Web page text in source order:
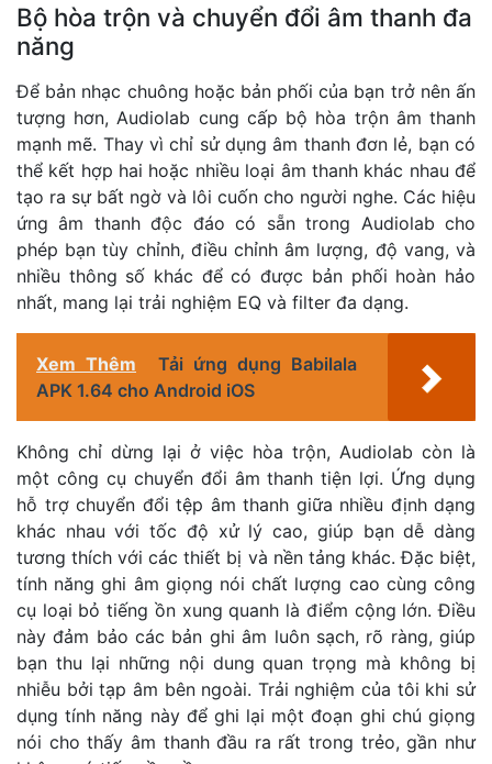
Bộ hòa trộn và chuyển đổi âm thanh đa
năng
Để bản nhạc chuông hoặc bản phối của bạn trở nên ấn
tượng hơn, Audiolab cung cấp bộ hòa trộn âm thanh
mạnh mẽ. Thay vì chỉ sử dụng âm thanh đơn lẻ, bạn có
thể kết hợp hai hoặc nhiều loại âm thanh khác nhau để
tạo ra sự bất ngờ và lôi cuốn cho người nghe. Các hiệu
ứng âm thanh độc đáo có sẵn trong Audiolab cho
phép bạn tùy chỉnh, điều chỉnh âm lượng, độ vang, và
nhiều thông số khác để có được bản phối hoàn hảo
nhất, mang lại trải nghiệm EQ và filter đa dạng.
Xem Thêm
Tải ứng dụng Babilala
APK 1.64 cho Android iOS
Không chỉ dừng lại ở việc hòa trộn, Audiolab còn là
một công cụ chuyển đổi âm thanh tiện lợi. Ứng dụng
hỗ trợ chuyển đổi tệp âm thanh giữa nhiều định dạng
khác nhau với tốc độ xử lý cao, giúp bạn dễ dàng
tương thích với các thiết bị và nền tảng khác. Đặc biệt,
tính năng ghi âm giọng nói chất lượng cao cùng công
cụ loại bỏ tiếng ồn xung quanh là điểm cộng lớn. Điều
này đảm bảo các bản ghi âm luôn sạch, rõ ràng, giúp
bạn thu lại những nội dung quan trọng mà không bị
nhiễu bởi tạp âm bên ngoài. Trải nghiệm của tôi khi sử
dụng tính năng này để ghi lại một đoạn ghi chú giọng
nói cho thấy âm thanh đầu ra rất trong trẻo, gần như